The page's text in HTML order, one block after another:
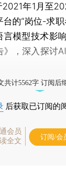
2021年1月至
的“岗位-求
言模型技术影
》，深入探讨
共计5562字 订阅后
后获取已订阅的
会员
全文
订阅/会